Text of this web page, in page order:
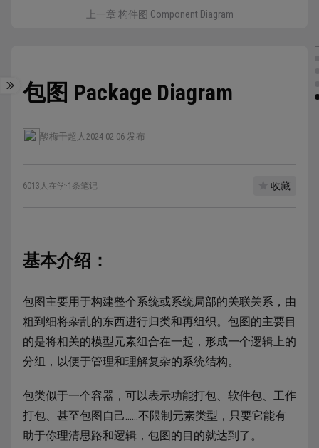
上一章 构件图 Component Diagram
包图 Package Diagram
酸梅干超人 2024-02-06 发布
6013人在学·1条笔记 收藏
基本介绍：
包图主要用于构建整个系统或系统局部的关联关系，由
粗到细将杂乱的东西进行归类和再组织。包图的主要目
的是将相关的模型元素组合在一起，形成一个逻辑上的
分组，以便于管理和理解复杂的系统结构。
包类似于一个容器，可以表示功能打包、软件包、工作
打包、甚至包图自己……不限制元素类型，只要它能有
助于你理清思路和逻辑，包图的目的就达到了。